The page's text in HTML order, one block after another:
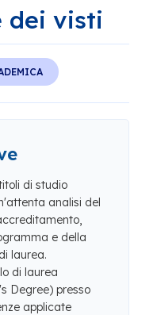
dei visti
di studio
analisi del
e della
laurea.
di laurea
Degree) presso
applicate